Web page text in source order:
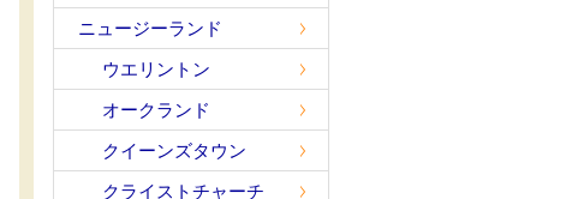
ニュージーランド
ウエリントン
オークランド
クイーンズタウン
クライストチャーチ